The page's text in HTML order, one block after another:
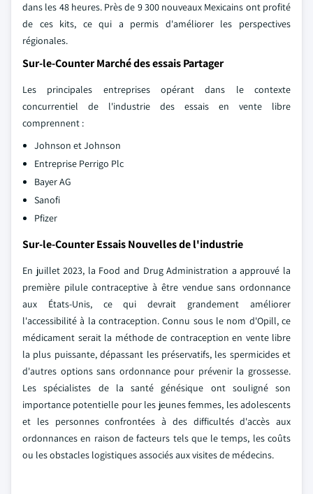
dans les 48 heures. Près de 9 300 nouveaux Mexicains ont profité
de ces kits, ce qui a permis d'améliorer les perspectives
régionales.
Sur-le-Counter Marché des essais Partager
Les principales entreprises opérant dans le contexte
concurrentiel de l'industrie des essais en vente libre
comprennent :
Johnson et Johnson
Entreprise Perrigo Plc
Bayer AG
Sanofi
Pfizer
Sur-le-Counter Essais Nouvelles de l'industrie
En juillet 2023, la Food and Drug Administration a approuvé la
première pilule contraceptive à être vendue sans ordonnance
aux États-Unis, ce qui devrait grandement améliorer
l'accessibilité à la contraception. Connu sous le nom d'Opill, ce
médicament serait la méthode de contraception en vente libre
la plus puissante, dépassant les préservatifs, les spermicides et
d'autres options sans ordonnance pour prévenir la grossesse.
Les spécialistes de la santé génésique ont souligné son
importance potentielle pour les jeunes femmes, les adolescents
et les personnes confrontées à des difficultés d'accès aux
ordonnances en raison de facteurs tels que le temps, les coûts
ou les obstacles logistiques associés aux visites de médecins.